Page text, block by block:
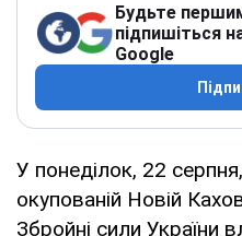
Будьте
підпишіться
Google
У понеділок, 22
окупованій Новій
Збройні сили України